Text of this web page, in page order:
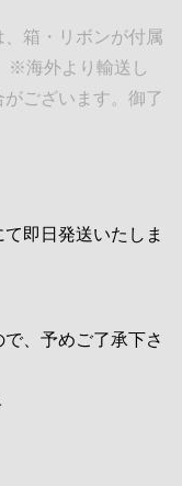
箱・リボンが付属
※海外より輸送し
ございます。御了
即日発送いたしま
、予めご了承下さ